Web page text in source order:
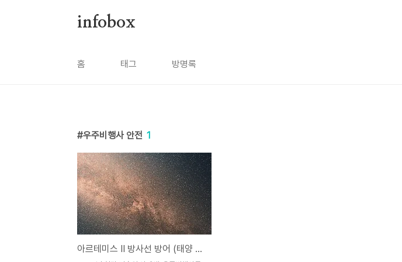
infobox
홈 태그 방명록
우주비행사 안전 1
아르테미스 II 방사선 방어 (태양 입자, 차폐 기술, 우주 감시)